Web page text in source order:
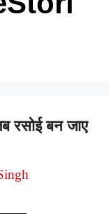
रसोई बन जाए